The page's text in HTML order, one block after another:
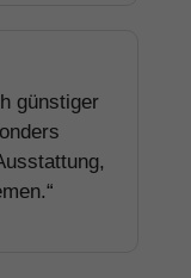
günstiger